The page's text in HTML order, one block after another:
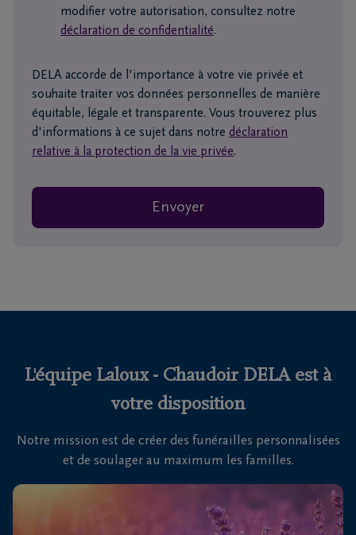
modifier votre autorisation, consultez notre
déclaration de confidentialité.
DELA accorde de l'importance à votre vie privée et
souhaite traiter vos données personnelles de manière
équitable, légale et transparente. Vous trouverez plus
d'informations à ce sujet dans notre déclaration
relative à la protection de la vie privée.
Envoyer
L'équipe Laloux - Chaudoir DELA est à
votre disposition
Notre mission est de créer des funérailles personnalisées
et de soulager au maximum les familles.